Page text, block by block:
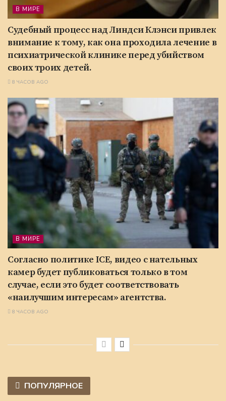
В МИРЕ
Судебный процесс над Линдси Клэнси привлек
внимание к тому, как она проходила лечение в
психиатрической клинике перед убийством
своих троих детей.
8 ЧАСОВ AGO
В МИРЕ
Согласно политике ICE, видео с нательных
камер будет публиковаться только в том
случае, если это будет соответствовать
«наилучшим интересам» агентства.
8 ЧАСОВ AGO
ПОПУЛЯРНОЕ